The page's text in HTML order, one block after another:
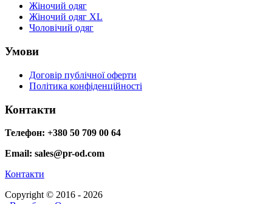
Жіночий одяг
Жіночий одяг XL
Чоловічий одяг
Умови
Договір публічної оферти
Політика конфіденційності
Контакти
Телефон: +380 50 709 00 64
Email: sales@pr-od.com
Контакти
Copyright © 2016 - 2026